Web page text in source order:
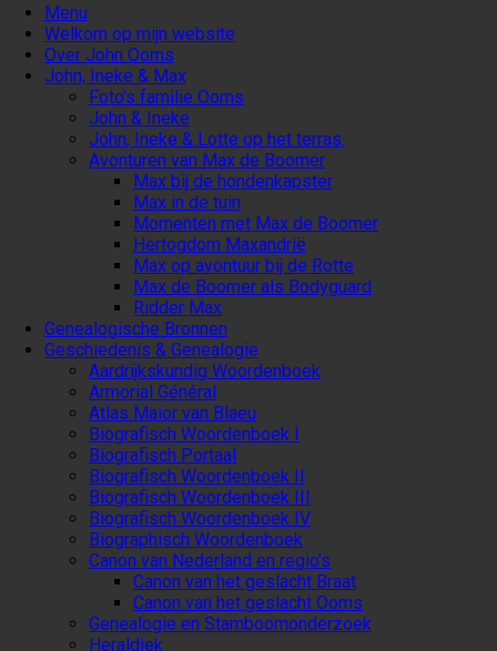
Menu
Welkom op mijn website
Over John Ooms
John, Ineke & Max
Foto’s familie Ooms
John & Ineke
John, Ineke & Lotte op het terras.
Avonturen van Max de Boomer
Max bij de hondenkapster
Max in de tuin
Momenten met Max de Boomer
Hertogdom Maxandrië
Max op avontuur bij de Rotte
Max de Boomer als Bodyguard
Ridder Max
Genealogische Bronnen
Geschiedenis & Genealogie
Aardrijkskundig Woordenboek
Armorial Général
Atlas Maior van Blaeu
Biografisch Woordenboek I
Biografisch Portaal
Biografisch Woordenboek II
Biografisch Woordenboek III
Biografisch Woordenboek IV
Biographisch Woordenboek
Canon van Nederland en regio’s
Canon van het geslacht Braat
Canon van het geslacht Ooms
Genealogie en Stamboomonderzoek
Heraldiek